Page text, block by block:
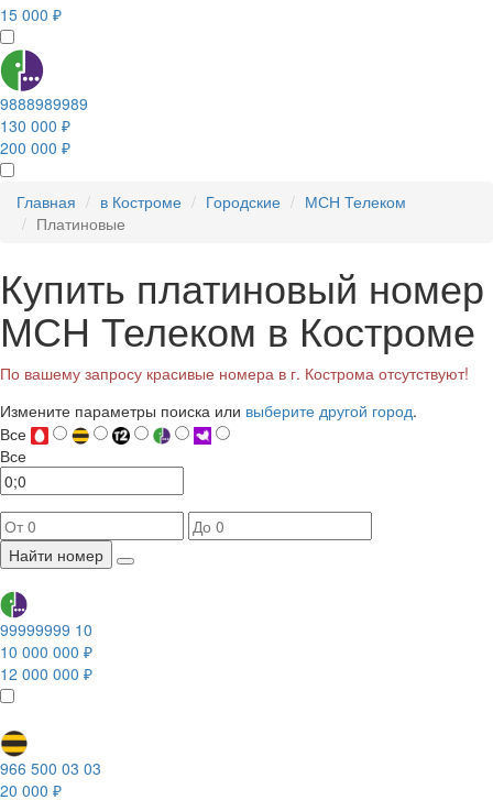
15 000 ₽
9888989989
130 000 ₽
200 000 ₽
Главная в Костроме Городские
МСН Телеком
Платиновые
Купить платиновый номер
МСН Телеком в Костроме
По вашему запросу красивые номера в г. Кострома отсутствуют!
Измените параметры поиска или выберите другой город.
Все
Все
Найти номер
99999999 10
10 000 000 ₽
12 000 000 ₽
966 500 03 03
20 000 ₽